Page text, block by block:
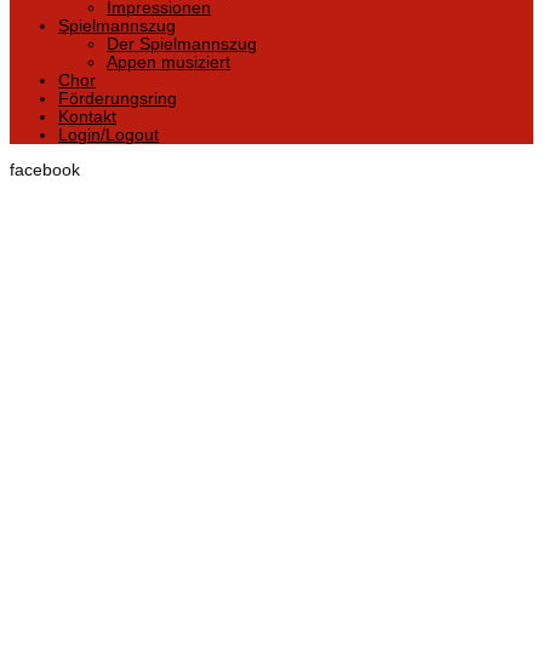
Impressionen
Spielmannszug
Der Spielmannszug
Appen musiziert
Chor
Förderungsring
Kontakt
Login/Logout
facebook